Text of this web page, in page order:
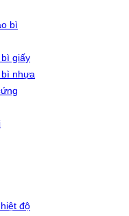
bì
giấy
nhựa
độ